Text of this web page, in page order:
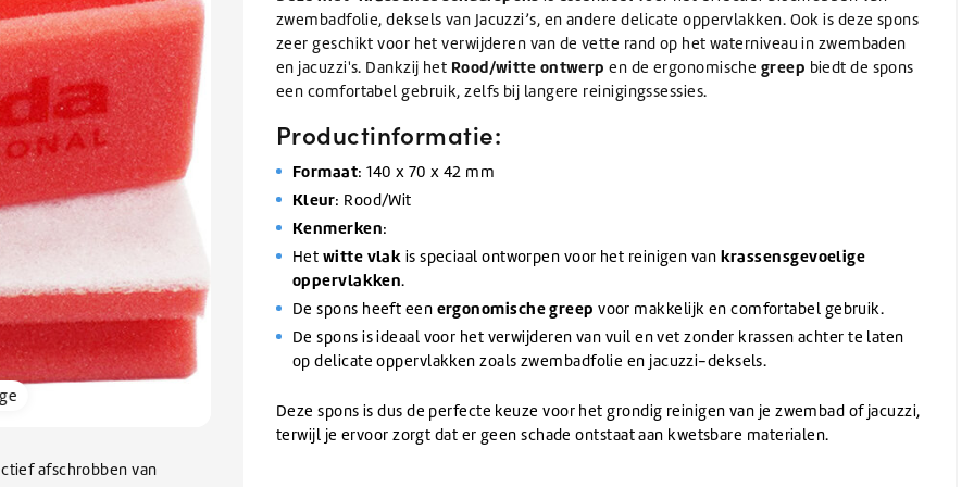
te
gaan.
Als
u
aanraaktoetsen
kunt
u
touch-
en
swipetekens
gebruiken.
Zomerartikelen
BEKIJK ALLE BRANCHES
BEKIJK ALLE SALE
Afwas
Afwasmiddel & vaatwasmiddel
Wassen
Wasmiddel
Voorwasmiddel
Line Premium
BEKIJK ALLE SCHOONMAAKMIDDELEN
(Schuur)sponzen
Scheppen & Schrapers
Handscheppen & Schepbakken
Schrapers
Stelen
Stelen
Stelen met waterdoorvoer
Overige Hulpmaterialen
Ophangsystemen
Kabelbinders
Foam sprayers & hulpmiddelen
Waterpistolen & slangen
Schenken en afmeten
Ventilatiekanalen
/ Onderdelenreinigers
BEKIJK ALLE SCHOONMAAKMATERIALEN
Refractometers Slangen & koppelingen
en vullen van
BEKIJK ALLE GLYCOL
Onthardingszout
Zwembad onderhoud
Chloor & Zwavelzuur
Zwembadchloor
AdBlue
AdBlue
BEKIJK ALLE ONDERHOUD
BEKIJK ALLE ELECTRONICA
Knapzakken
Wegwerphandschoenen
Bekers & Borden
reiniger
BEKIJK ALLE HYGIËNE
Verwarming
Bouwdrogers
Koeling / Verdampingskoelers
Dranghekken / Rijplaten Logistiek / Intern transport / Crew carriers
BEKIJK ALLE VERHUUR
BEKIJK ALLE TANKWAGEN/BULK
afschrobben van
zwembadfolie, deksels van Jacuzzi’s, en andere delicate oppervlakken. Ook is deze spons
zeer geschikt voor het verwijderen van de vette rand op het waterniveau in zwembaden
en jacuzzi's. Dankzij het Rood/witte ontwerp en de ergonomische greep biedt de spons
een comfortabel gebruik, zelfs bij langere reinigingssessies.
Productinformatie:
Formaat: 140 x 70 x 42 mm
Kleur: Rood/Wit
Kenmerken:
Het witte vlak is speciaal ontworpen voor het reinigen van krassensgevoelige
oppervlakken.
De spons heeft een ergonomische greep voor makkelijk en comfortabel gebruik.
De spons is ideaal voor het verwijderen van vuil en vet zonder krassen achter te laten
op delicate oppervlakken zoals zwembadfolie en jacuzzi-deksels.
Deze spons is dus de perfecte keuze voor het grondig reinigen van je zwembad of jacuzzi,
terwijl je ervoor zorgt dat er geen schade ontstaat aan kwetsbare materialen.